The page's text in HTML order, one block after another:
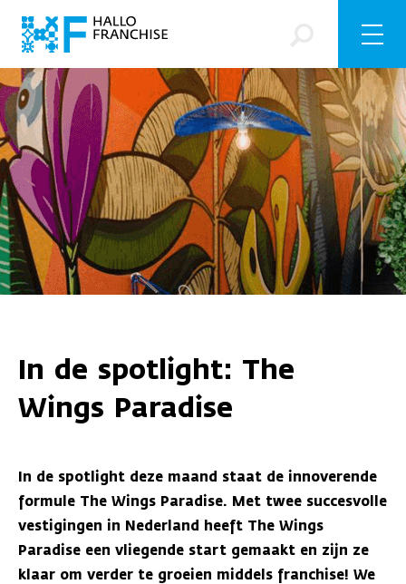
In de spotlight: The
Wings Paradise
In de spotlight deze maand staat de innoverende
formule The Wings Paradise. Met twee succesvolle
vestigingen in Nederland heeft The Wings
Paradise een vliegende start gemaakt en zijn ze
klaar om verder te groeien middels franchise! We